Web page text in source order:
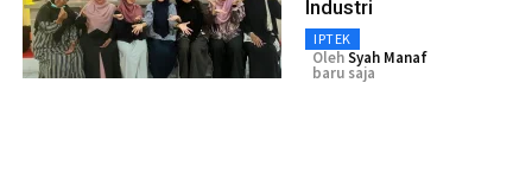
Industri
IPTEK
OlehSyah Manaf
baru saja